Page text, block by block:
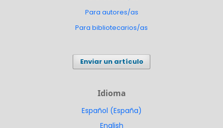
Para autores/as
Para bibliotecarios/as
Enviar un artículo
Idioma
Español (España)
English